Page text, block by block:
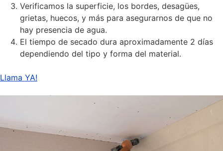
Verificamos la superficie, los bordes, desagües,
grietas, huecos, y más para asegurarnos de que no
hay presencia de agua.
El tiempo de secado dura aproximadamente 2 días
dependiendo del tipo y forma del material.
Llama YA!